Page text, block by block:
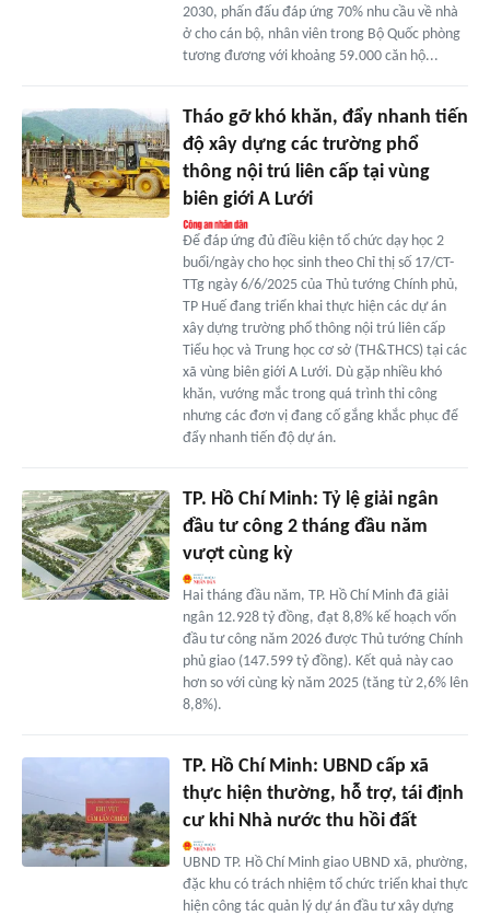
2030, phấn đấu đáp ứng 70% nhu cầu về nhà
ở cho cán bộ, nhân viên trong Bộ Quốc phòng
tương đương với khoảng 59.000 căn hộ...
Tháo gỡ khó khăn, đẩy nhanh tiến
độ xây dựng các trường phổ
thông nội trú liên cấp tại vùng
biên giới A Lưới
Để đáp ứng đủ điều kiện tổ chức dạy học 2
buổi/ngày cho học sinh theo Chỉ thị số 17/CT-
TTg ngày 6/6/2025 của Thủ tướng Chính phủ,
TP Huế đang triển khai thực hiện các dự án
xây dựng trường phổ thông nội trú liên cấp
Tiểu học và Trung học cơ sở (TH&THCS) tại các
xã vùng biên giới A Lưới. Dù gặp nhiều khó
khăn, vướng mắc trong quá trình thi công
nhưng các đơn vị đang cố gắng khắc phục để
đẩy nhanh tiến độ dự án.
TP. Hồ Chí Minh: Tỷ lệ giải ngân
đầu tư công 2 tháng đầu năm
vượt cùng kỳ
Hai tháng đầu năm, TP. Hồ Chí Minh đã giải
ngân 12.928 tỷ đồng, đạt 8,8% kế hoạch vốn
đầu tư công năm 2026 được Thủ tướng Chính
phủ giao (147.599 tỷ đồng). Kết quả này cao
hơn so với cùng kỳ năm 2025 (tăng từ 2,6% lên
8,8%).
TP. Hồ Chí Minh: UBND cấp xã
thực hiện thường, hỗ trợ, tái định
cư khi Nhà nước thu hồi đất
UBND TP. Hồ Chí Minh giao UBND xã, phường,
đặc khu có trách nhiệm tổ chức triển khai thực
hiện công tác quản lý dự án đầu tư xây dựng